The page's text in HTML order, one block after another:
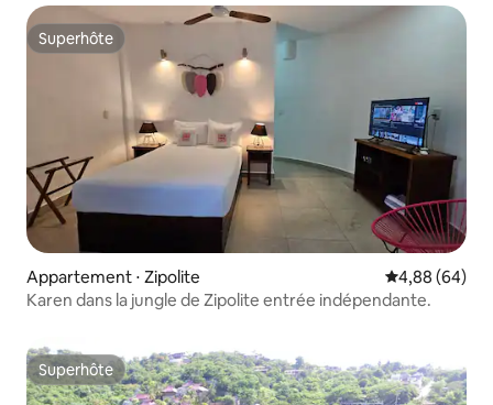
Superhôte
Superhôte
Appartement ⋅ Zipolite Évaluation
4,88 (64)
Karen dans la jungle de Zipolite entrée indépendante.
Superhôte
Superhôte